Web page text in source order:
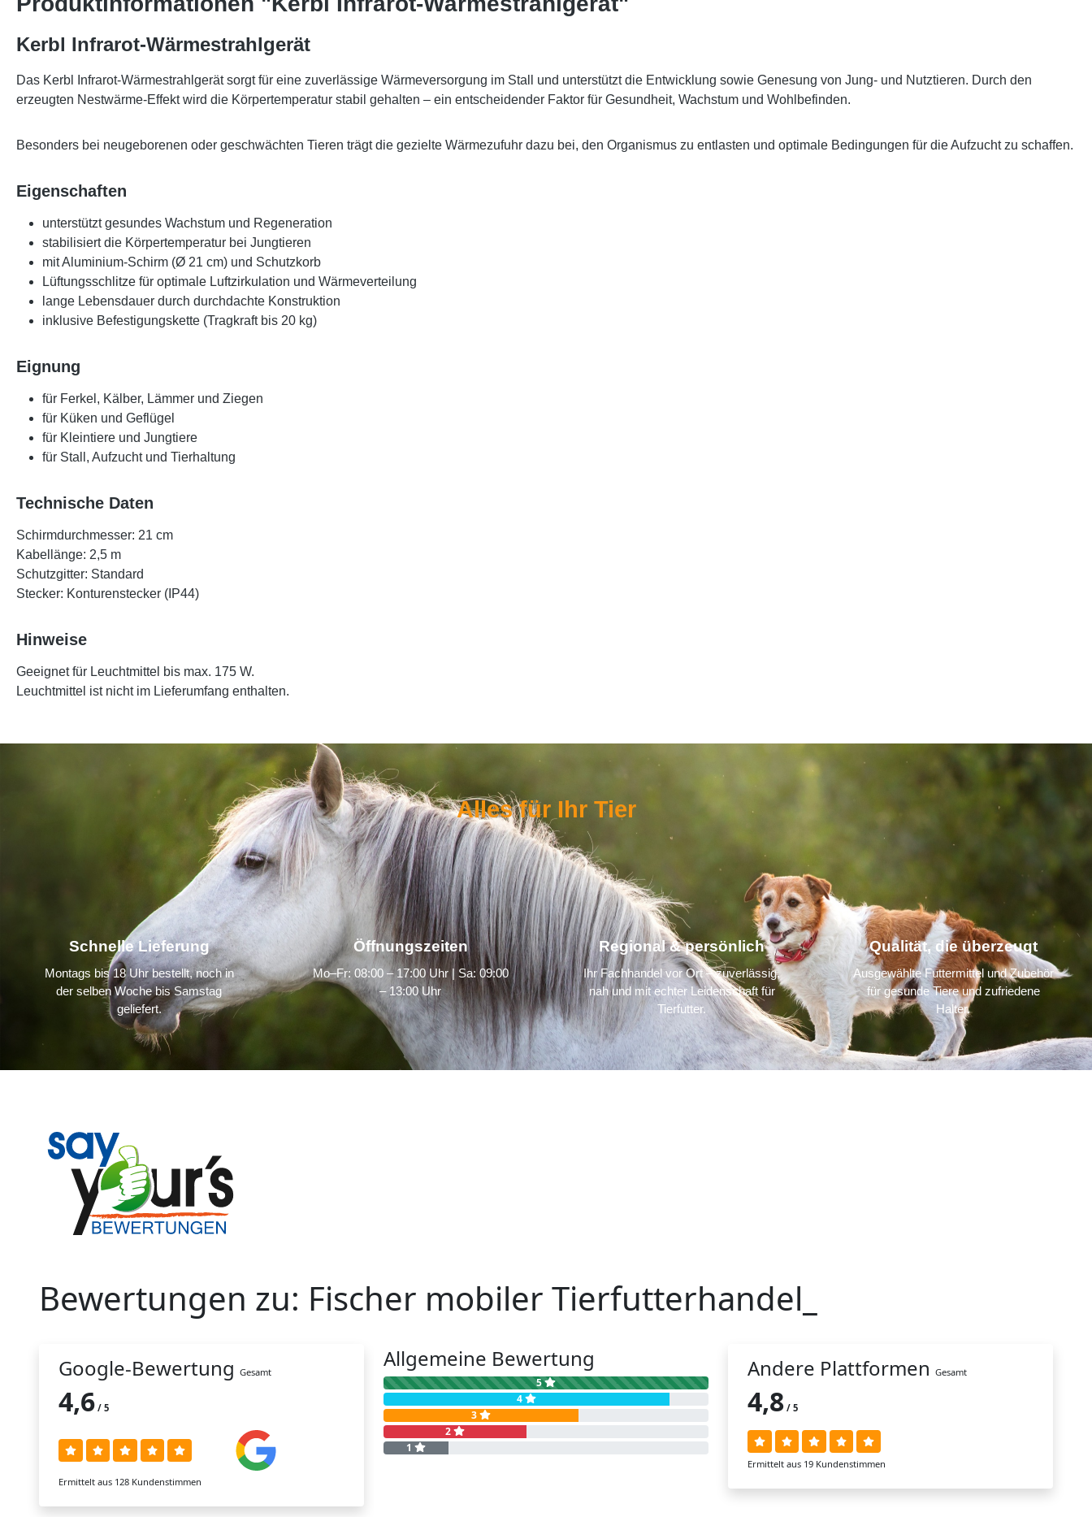
Kerbl Infrarot-Wärmestrahlgerät
Das Kerbl Infrarot-Wärmestrahlgerät sorgt für eine zuverlässige Wärmeversorgung im Stall und unterstützt die Entwicklung sowie Genesung von Jung- und Nutztieren. Durch den
erzeugten Nestwärme-Effekt wird die Körpertemperatur stabil gehalten – ein entscheidender Faktor für Gesundheit, Wachstum und Wohlbefinden.
Besonders bei neugeborenen oder geschwächten Tieren trägt die gezielte Wärmezufuhr dazu bei, den Organismus zu entlasten und optimale Bedingungen für die Aufzucht zu schaffen.
Eigenschaften
unterstützt gesundes Wachstum und Regeneration
stabilisiert die Körpertemperatur bei Jungtieren
mit Aluminium-Schirm (Ø 21 cm) und Schutzkorb
Lüftungsschlitze für optimale Luftzirkulation und Wärmeverteilung
lange Lebensdauer durch durchdachte Konstruktion
inklusive Befestigungskette (Tragkraft bis 20 kg)
Eignung
für Ferkel, Kälber, Lämmer und Ziegen
für Küken und Geflügel
für Kleintiere und Jungtiere
für Stall, Aufzucht und Tierhaltung
Technische Daten
Schirmdurchmesser: 21 cm
Kabellänge: 2,5 m
Schutzgitter: Standard
Stecker: Konturenstecker (IP44)
Hinweise
Geeignet für Leuchtmittel bis max. 175 W.
Leuchtmittel ist nicht im Lieferumfang enthalten.
Alles für Ihr Tier
Schnelle Lieferung
Montags bis 18 Uhr bestellt, noch in
der selben Woche bis Samstag
geliefert.
Öffnungszeiten
Mo–Fr: 08:00 – 17:00 Uhr | Sa: 09:00
– 13:00 Uhr
Regional & persönlich
Ihr Fachhandel vor Ort – zuverlässig,
nah und mit echter Leidenschaft für
Tierfutter.
Qualität, die überzeugt
Ausgewählte Futtermittel und Zubehör
für gesunde Tiere und zufriedene
Halter.